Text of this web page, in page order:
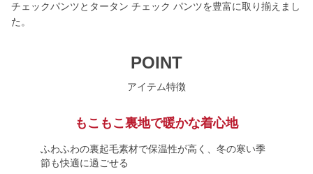
チェックパンツとタータン チェック パンツを豊富に取り揃えまし
た。
POINT
アイテム特徴
もこもこ裏地で暖かな着心地
ふわふわの裏起毛素材で保温性が高く、冬の寒い季
節も快適に過ごせる